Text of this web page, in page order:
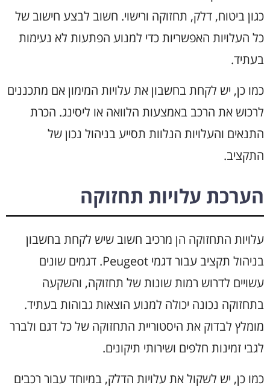
כגון ביטוח, דלק, תחזוקה ורישוי. חשוב לבצע חישוב של
כל העלויות האפשריות כדי למנוע הפתעות לא נעימות
בעתיד.
כמו כן, יש לקחת בחשבון את עלויות המימון אם מתכננים
לרכוש את הרכב באמצעות הלוואה או ליסינג. הכרת
התנאים והעלויות הנלוות תסייע בניהול נכון של
התקציב.
הערכת עלויות תחזוקה
עלויות התחזוקה הן מרכיב חשוב שיש לקחת בחשבון
בניהול תקציב עבור דגמי Peugeot. דגמים שונים
עשויים לדרוש רמות שונות של תחזוקה, והשקעה
בתחזוקה נכונה יכולה למנוע הוצאות גבוהות בעתיד.
מומלץ לבדוק את היסטוריית התחזוקה של כל דגם ולברר
לגבי זמינות חלפים ושירותי תיקונים.
כמו כן, יש לשקול את עלויות הדלק, במיוחד עבור רכבים